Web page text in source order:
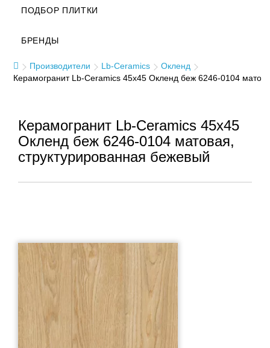
ПОДБОР ПЛИТКИ
БРЕНДЫ
Производители Lb-Ceramics
Окленд
Керамогранит Lb-Ceramics 45x45 Окленд беж 6246-0104
Керамогранит Lb-Ceramics 45x45
Окленд беж 6246-0104 матовая,
структурированная бежевый